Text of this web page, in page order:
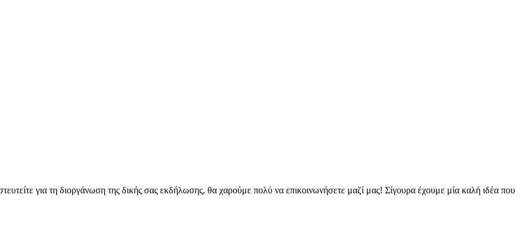
για τη διοργάνωση της δικής σας εκδήλωσης, θα χαρούμε πολύ να επικοινωνήσετε μαζί μας! Σίγουρα έχουμε μία καλή ιδέα που